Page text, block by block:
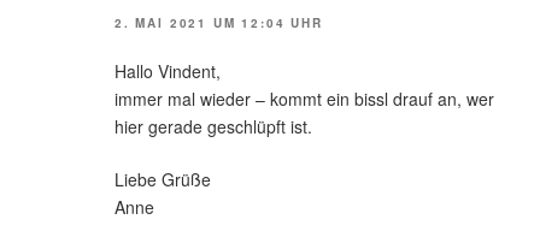
2. MAI 2021 UM 12:04 UHR
Hallo Vindent,
immer mal wieder – kommt ein bissl drauf an, wer
hier gerade geschlüpft ist.
Liebe Grüße
Anne